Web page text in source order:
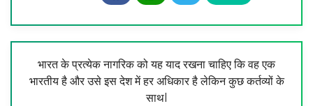
भारत के प्रत्येक नागरिक को यह याद रखना चाहिए कि वह एक
भारतीय है और उसे इस देश में हर अधिकार है लेकिन कुछ कर्तव्यों के
साथl